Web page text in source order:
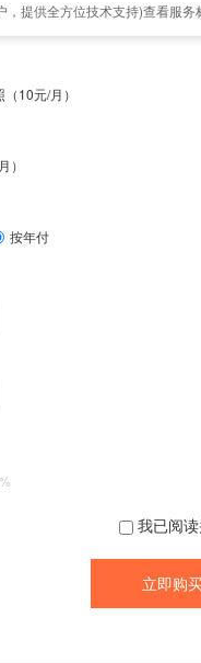
，提供全方位技术支持)查看服务
10元/月）
）
按年付
我已阅